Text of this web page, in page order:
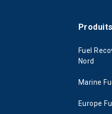
Fuel
Nord
Marine
Europe